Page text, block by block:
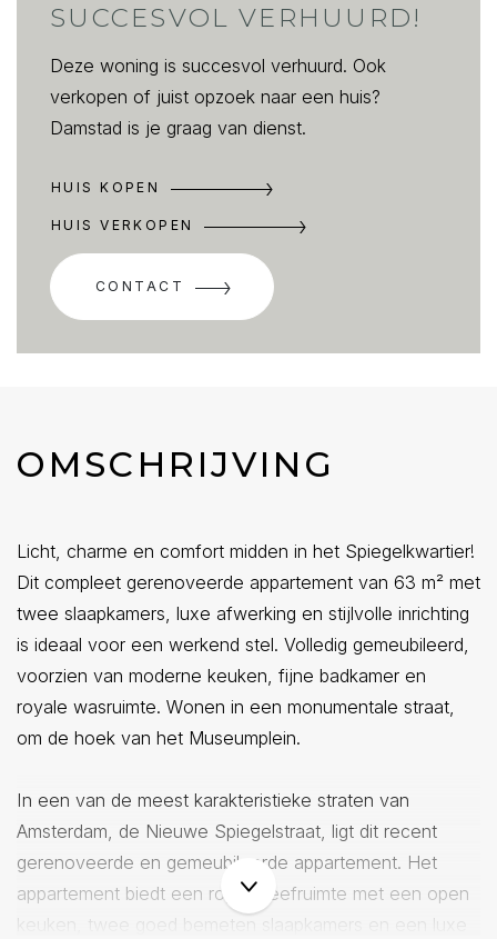
SUCCESVOL VERHUURD!
Deze woning is succesvol verhuurd. Ook
verkopen of juist opzoek naar een huis?
Damstad is je graag van dienst.
HUIS KOPEN
HUIS VERKOPEN
CONTACT
OMSCHRIJVING
Licht, charme en comfort midden in het Spiegelkwartier!
Dit compleet gerenoveerde appartement van 63 m² met
twee slaapkamers, luxe afwerking en stijlvolle inrichting
is ideaal voor een werkend stel. Volledig gemeubileerd,
voorzien van moderne keuken, fijne badkamer en
royale wasruimte. Wonen in een monumentale straat,
om de hoek van het Museumplein.
In een van de meest karakteristieke straten van
Amsterdam, de Nieuwe Spiegelstraat, ligt dit recent
gerenoveerde en gemeubileerde appartement. Het
appartement biedt een royale leefruimte met een open
keuken, twee goed bemeten slaapkamers en een luxe